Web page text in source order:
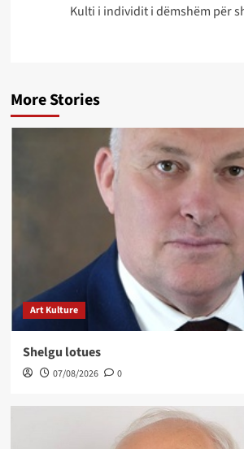
Kulti i individit i dëmshëm për
More Stories
Art Kulture
Shelgu lotues
07/08/2026 0